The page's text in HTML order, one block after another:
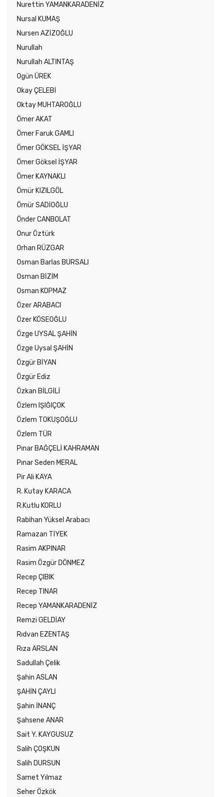
Nurettin YAMANKARADENİZ
Nursal KUMAŞ
Nursen AZİZOĞLU
Nurullah
Nurullah ALTINTAŞ
Ogün ÜREK
Okay ÇELEBİ
Oktay MUHTAROĞLU
Ömer AKAT
Ömer Faruk GAMLI
Ömer GÖKSEL İŞYAR
Ömer Göksel İŞYAR
Ömer KAYNAKLI
Ömür KIZILGÖL
Ömür SADİOĞLU
Önder CANBOLAT
Onur Öztürk
Orhan RÜZGAR
Osman Barlas BURSALI
Osman BİZİM
Osman KOPMAZ
Özer ARABACI
Özer KÖSEOĞLU
Özge UYSAL ŞAHİN
Özge Uysal ŞAHİN
Özgür BİYAN
Özgür Ediz
Özkan BİLGİLİ
Özlem IŞIĞIÇOK
Özlem TOKUŞOĞLU
Özlem TÜR
Pınar BAĞÇELİ KAHRAMAN
Pınar Seden MERAL
Pir Ali KAYA
R. Kutay KARACA
R.Kutlu KORLU
Rabihan Yüksel Arabacı
Ramazan TİYEK
Rasim AKPINAR
Rasim Özgür DÖNMEZ
Recep ÇIBIK
Recep TINAR
Recep YAMANKARADENİZ
Remzi GELDİAY
Rıdvan EZENTAŞ
Rıza ARSLAN
Sadullah Çelik
Şahin ASLAN
ŞAHİN ÇAYLI
Şahin İNANÇ
Şahsene ANAR
Sait Y. KAYGUSUZ
Salih ÇOŞKUN
Salih DURSUN
Samet Yılmaz
Seher Özkök